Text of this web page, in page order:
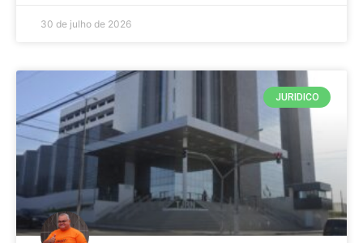
30 de julho de 2026
JURIDICO